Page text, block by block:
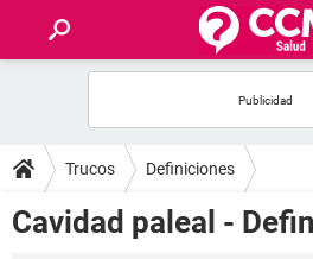
FOROS
SALUD
Trucos Definiciones
Cavidad paleal -